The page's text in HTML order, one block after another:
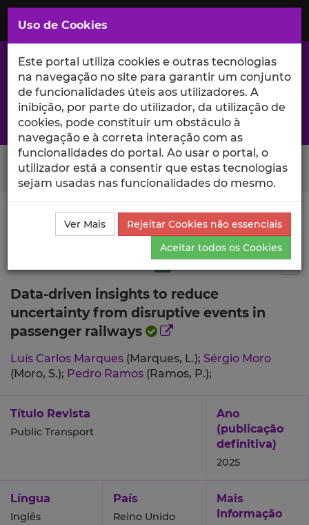
Saltar
para
Conteúdo
Principal
A excelência da investigação e ciência no Iscte
Search Button
Ciência_Iscte Publicações
Descrição Detalhada da
Publicação
Data-driven insights to reduce
uncertainty from disruptive events in
passenger railways
Luís Carlos Marques (Marques, L.); Sérgio Moro
(Moro, S.); Pedro Ramos (Ramos, P.);
Título Revista
Public Transport
Ano
(publicação
definitiva)
2025
Língua
Inglês
País
Reino Unido
Mais
Informação
Uso de Cookies
Este portal utiliza cookies e outras tecnologias
na navegação no site para garantir um conjunto
de funcionalidades úteis aos utilizadores. A
inibição, por parte do utilizador, da utilização de
cookies, pode constituir um obstáculo à
navegação e à correta interação com as
funcionalidades do portal. Ao usar o portal, o
utilizador está a consentir que estas tecnologias
sejam usadas nas funcionalidades do mesmo.
Ver Mais
Rejeitar Cookies não essenciais
Aceitar todos os Cookies